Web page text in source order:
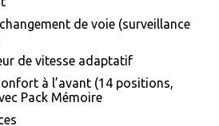
de voie (surveillance
de vitesse adaptatif
à l’avant (14 positions,
Pack Mémoire